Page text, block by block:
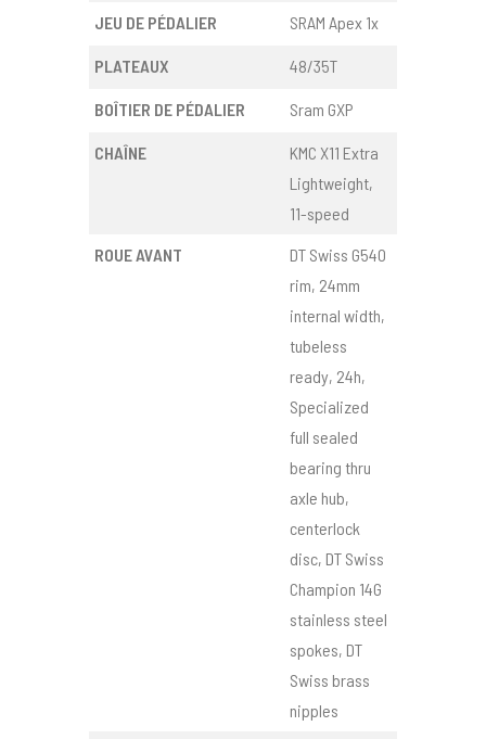
JEU DE PÉDALIER SRAM Apex 1x
PLATEAUX 48/35T
BOÎTIER DE PÉDALIER Sram GXP
CHAÎNE
KMC X11 Extra
Lightweight,
11-speed
ROUE AVANT
DT Swiss G540
rim, 24mm
internal width,
tubeless
ready, 24h,
Specialized
full sealed
bearing thru
axle hub,
centerlock
disc, DT Swiss
Champion 14G
stainless steel
spokes, DT
Swiss brass
nipples